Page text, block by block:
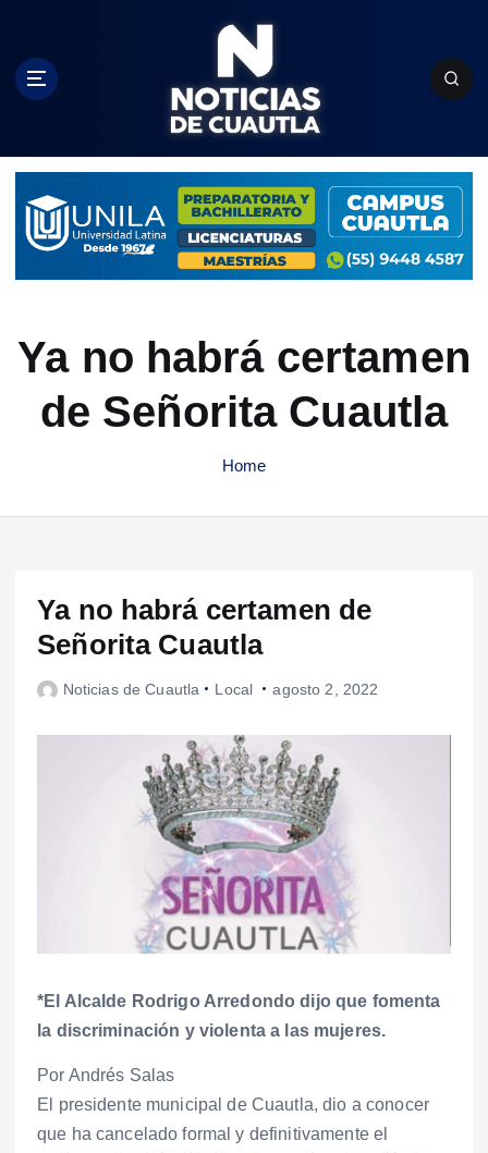
c
Ya no habrá certamen
de Señorita Cuautla
Home
Ya no habrá certamen de
Señorita Cuautla
Noticias de Cuautla Local agosto 2, 2022
*El Alcalde Rodrigo Arredondo dijo que fomenta
la discriminación y violenta a las mujeres.
Por Andrés Salas
El presidente municipal de Cuautla, dio a conocer
que ha cancelado formal y definitivamente el